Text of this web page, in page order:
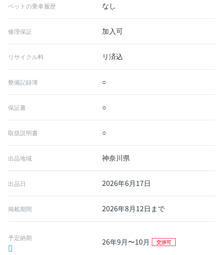
ペットの乗車履歴 なし
修理保証 加入可
リサイクル料 リ済込
整備記録簿 ○
保証書 ○
取扱説明書 ○
出品地域 神奈川県
出品日 2026年6月17日
掲載期間 2026年8月12日まで
予定納期 26年9月〜10月 交渉可